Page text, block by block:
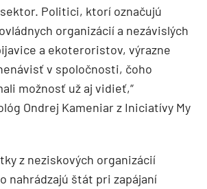
Politici, ktorí označujú
organizácií a nezávislých
a ekoteroristov, výrazne
v spoločnosti, čoho
možnosť už aj vidieť,“
Ondrej Kameniar z Iniciatívy My
z neziskových organizácií
nahrádzajú štát pri zapájaní